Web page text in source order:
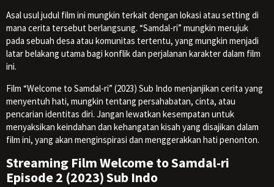
Asal usul judul film ini mungkin terkait dengan lokasi atau setting di
mana cerita tersebut berlangsung. “Samdal-ri” mungkin merujuk
pada sebuah desa atau komunitas tertentu, yang mungkin menjadi
latar belakang utama bagi konflik dan perjalanan karakter dalam film
ini.
Film “Welcome to Samdal-ri” (2023) Sub Indo menjanjikan cerita yang
menyentuh hati, mungkin tentang persahabatan, cinta, atau
pencarian identitas diri. Jangan lewatkan kesempatan untuk
menyaksikan keindahan dan kehangatan kisah yang disajikan dalam
film ini, yang akan menginspirasi dan menggerakkan hati penonton.
Streaming Film Welcome to Samdal-ri
Episode 2 (2023) Sub Indo